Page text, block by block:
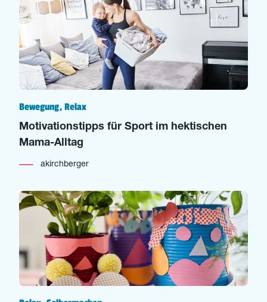
Bewegung, Relax
Motivationstipps für Sport im hektischen
Mama-Alltag
akirchberger